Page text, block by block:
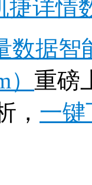
捷详情
数据
重磅
， 一键